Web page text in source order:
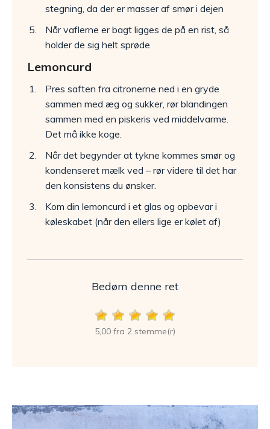
stegning, da der er masser af smør i dejen
Når vaflerne er bagt ligges de på en rist, så
holder de sig helt sprøde
Lemoncurd
Pres saften fra citronerne ned i en gryde
sammen med æg og sukker, rør blandingen
sammen med en piskeris ved middelvarme.
Det må ikke koge.
Når det begynder at tykne kommes smør og
kondenseret mælk ved – rør videre til det har
den konsistens du ønsker.
Kom din lemoncurd i et glas og opbevar i
køleskabet (når den ellers lige er kølet af)
Bedøm denne ret
5,00 fra 2 stemme(r)